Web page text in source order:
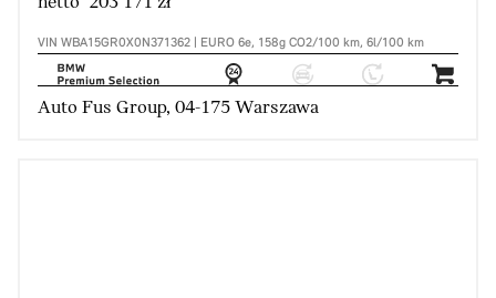
VIN WBA15GR0X0N371362 | EURO 6e, 158g CO2/100 km, 6l/100 km
Auto Fus Group, 04-175 Warszawa